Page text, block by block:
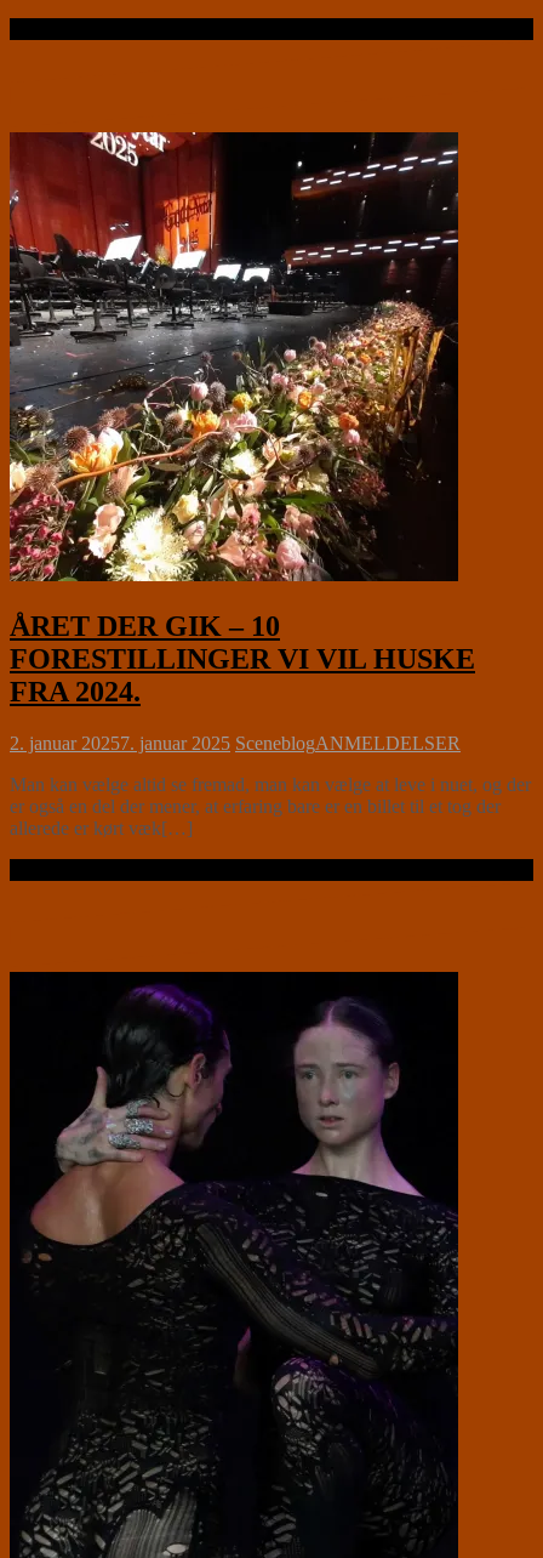
ÅRET DER GIK – 10
FORESTILLINGER VI VIL HUSKE
FRA 2024.
2. januar 20257. januar 2025 SceneblogANMELDELSER
Man kan vælge altid se fremad, man kan vælge at leve i nuet, og der
er også en del der mener, at erfaring bare er en billet til et tog der
allerede er kørt væk[…]